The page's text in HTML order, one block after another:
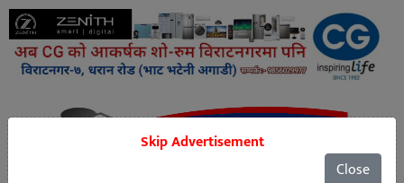
Skip Advertisement
Close